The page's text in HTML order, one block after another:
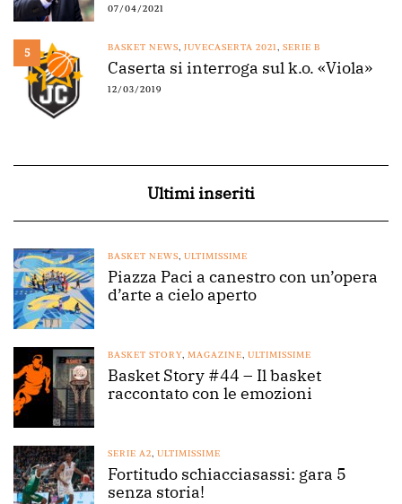
07/04/2021
5 BASKET NEWS, JUVECASERTA 2021, SERIE B
Caserta si interroga sul k.o. «Viola»
12/03/2019
Ultimi inseriti
BASKET NEWS, ULTIMISSIME
Piazza Paci a canestro con un’opera
d’arte a cielo aperto
BASKET STORY, MAGAZINE, ULTIMISSIME
Basket Story #44 – Il basket
raccontato con le emozioni
SERIE A2, ULTIMISSIME
Fortitudo schiacciasassi: gara 5
senza storia!